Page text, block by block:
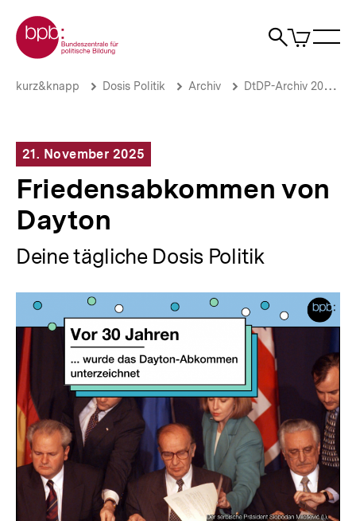
zum
Seiteninhalt
springen
Zur Startseite der bpb
Suche
Artikel
im
Friedensabkommen
Deine
tägliche
Dosis
Politik
bpb.de
Brotkrümelnavigation
Pfadnavigation
kurz&knapp Dosis Politik Archiv DtDP-Archiv 2025
21. November 2025
Friedensabkommen von
Dayton
Deine tägliche Dosis Politik